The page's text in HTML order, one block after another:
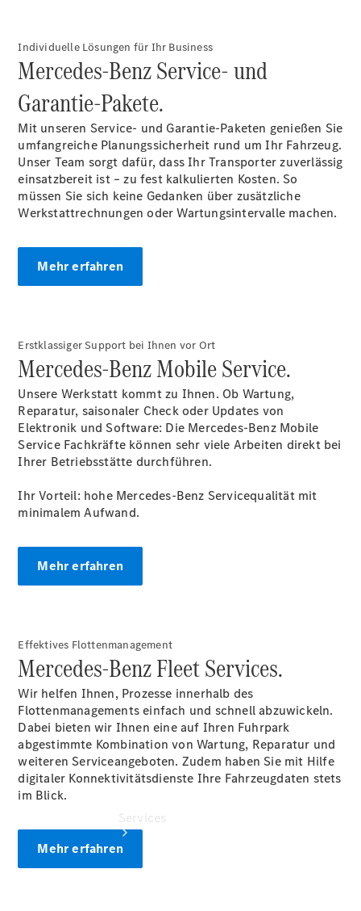
Vito
Kastenwagen
eVito
Kastenwagen
- elektrisch
Vito Mixto
Vito Tourer
Tourer -
elektrisch
Citan
Kastenwagen
eCitan
Kastenwagen
- elektrisch
Tourer
eCitan
elektrisch
Auf- und
Umbaulösungen
Extras
Individuelle Lösungen für Ihr Business
Mercedes-Benz Service- und
Garantie-Pakete.
Mit unseren Service- und Garantie-Paketen genießen Sie
umfangreiche Planungssicherheit rund um Ihr Fahrzeug.
Unser Team sorgt dafür, dass Ihr Transporter zuverlässig
einsatzbereit ist – zu fest kalkulierten Kosten. So
müssen Sie sich keine Gedanken über zusätzliche
Werkstattrechnungen oder Wartungsintervalle machen.
Mehr erfahren
Erstklassiger Support bei Ihnen vor Ort
Mercedes-Benz Mobile Service.
Unsere Werkstatt kommt zu Ihnen. Ob Wartung,
Reparatur, saisonaler Check oder Updates von
Elektronik und Software: Die Mercedes-Benz Mobile
Service Fachkräfte können sehr viele Arbeiten direkt bei
Ihrer Betriebsstätte durchführen.
Ihr Vorteil: hohe Mercedes-Benz Servicequalität mit
minimalem Aufwand.
Mehr erfahren
Effektives Flottenmanagement
Mercedes-Benz Fleet Services.
Wir helfen Ihnen, Prozesse innerhalb des
Flottenmanagements einfach und schnell abzuwickeln.
Dabei bieten wir Ihnen eine auf Ihren Fuhrpark
abgestimmte Kombination von Wartung, Reparatur und
weiteren Serviceangeboten. Zudem haben Sie mit Hilfe
digitaler Konnektivitätsdienste Ihre Fahrzeugdaten stets
im Blick.
Mehr erfahren